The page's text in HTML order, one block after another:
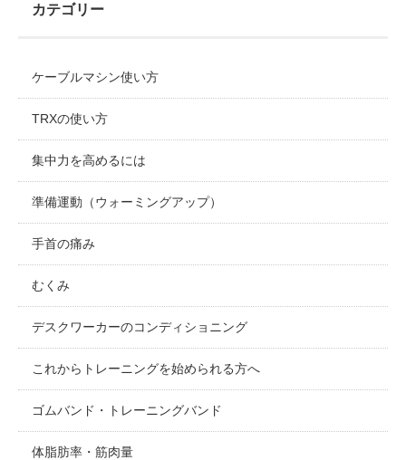
カテゴリー
ケーブルマシン使い方
TRXの使い方
集中力を高めるには
準備運動（ウォーミングアップ）
手首の痛み
むくみ
デスクワーカーのコンディショニング
これからトレーニングを始められる方へ
ゴムバンド・トレーニングバンド
体脂肪率・筋肉量